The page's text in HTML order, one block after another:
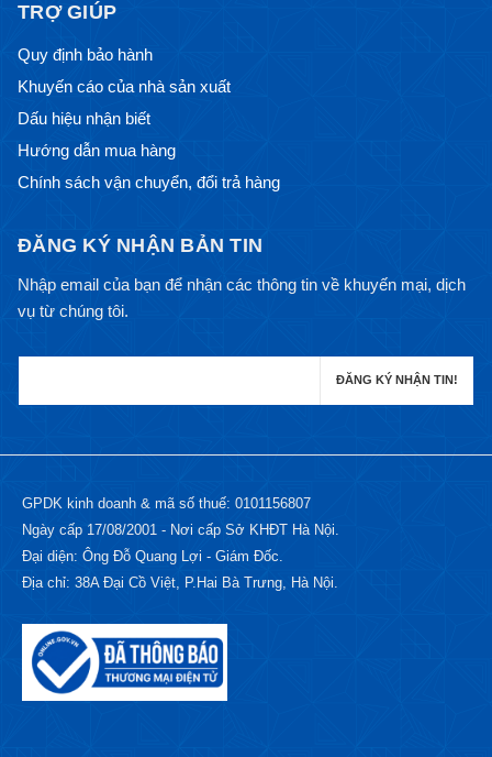
TRỢ GIÚP
Quy định bảo hành
Khuyến cáo của nhà sản xuất
Dấu hiệu nhận biết
Hướng dẫn mua hàng
Chính sách vận chuyển, đổi trả hàng
ĐĂNG KÝ NHẬN BẢN TIN
Nhập email của bạn để nhận các thông tin về khuyến mại, dịch
vụ từ chúng tôi.
GPDK kinh doanh & mã số thuế: 0101156807
Ngày cấp 17/08/2001 - Nơi cấp Sở KHĐT Hà Nội.
Đại diện: Ông Đỗ Quang Lợi - Giám Đốc.
Địa chỉ: 38A Đại Cồ Việt, P.Hai Bà Trưng, Hà Nội.